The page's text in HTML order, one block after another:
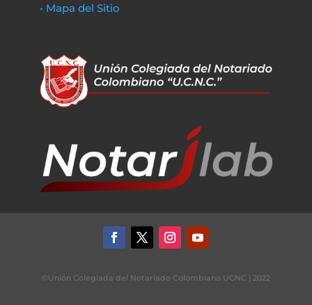
• Mapa del Sitio
©Unión Colegiada del Notariado Colombiano UCNC | 2022